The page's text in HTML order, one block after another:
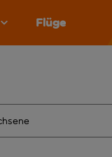
Flüge